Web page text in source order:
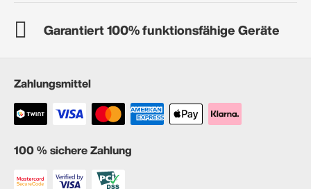
Garantiert 100% funktionsfähige Geräte
Zahlungsmittel
100 % sichere Zahlung